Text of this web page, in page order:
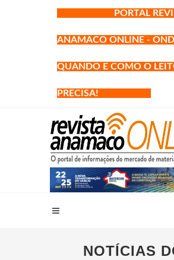
PORTAL
ANAMACO ONLINE -
QUANDO E COMO O
PRECISA!
NOTÍCIAS